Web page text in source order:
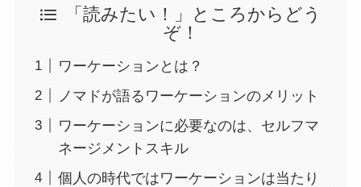
「読みたい！」ところからどう
ぞ！
ワーケーションとは？
ノマドが語るワーケーションのメリット
ワーケーションに必要なのは、セルフマ
ネージメントスキル
個人の時代ではワーケーションは当たり